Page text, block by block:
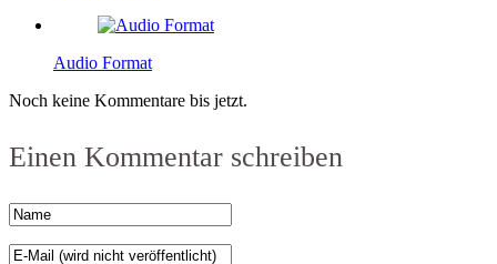
Audio Format
Noch keine Kommentare bis jetzt.
Einen Kommentar schreiben